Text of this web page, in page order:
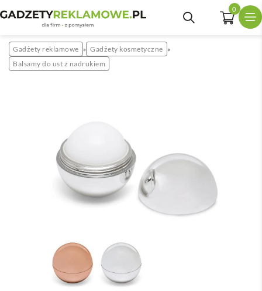
0
Gadżety reklamowe » Gadżety kosmetyczne »
Balsamy do ust z nadrukiem